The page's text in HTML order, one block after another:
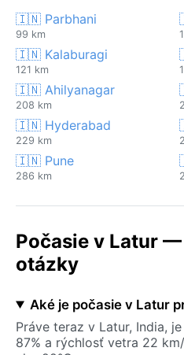
🇮🇳 Parbhani
99 km
🇮🇳 Kalaburagi
121 km
🇮🇳 Ahilyanagar
208 km
🇮🇳 Hyderabad
229 km
🇮🇳 Pune
286 km
Počasie v Latur
otázky
Aké je počasie v Latur
Práve teraz v Latur, India,
87% a rýchlosť vetra 22